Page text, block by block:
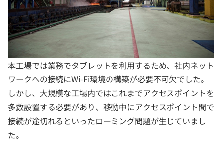
本工場では業務でタブレットを利用するため、社内ネット
ワークへの接続にWi-Fi環境の構築が必要不可欠でした。
しかし、大規模な工場内ではこれまでアクセスポイントを
多数設置する必要があり、移動中にアクセスポイント間で
接続が途切れるといったローミング問題が生じていまし
た。